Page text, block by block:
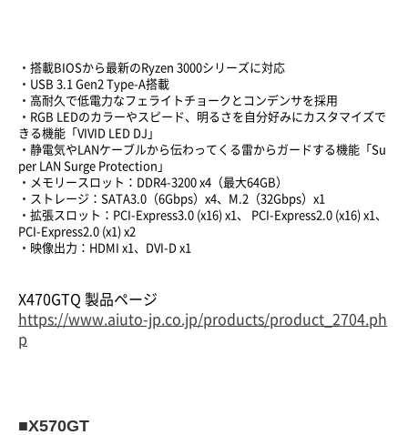
・搭載BIOSから最新のRyzen 3000シリーズに対応
・USB 3.1 Gen2 Type-A搭載
・高耐久で低電力なフェライトチョークとコンデンサを採用
・RGB LEDのカラーやスピード、明るさを自分好みにカスタマイズで
きる機能「VIVID LED DJ」
・静電気やLANケーブルから伝わってくる雷からガードする機能「Su
per LAN Surge Protection」
・メモリースロット：DDR4-3200 x4（最大64GB）
・ストレージ：SATA3.0（6Gbps）x4、M.2（32Gbps）x1
・拡張スロット：PCI-Express3.0 (x16) x1、 PCI-Express2.0 (x16) x1、
PCI-Express2.0 (x1) x2
・映像出力：HDMI x1、DVI-D x1
X470GTQ 製品ページ
https://www.aiuto-jp.co.jp/products/product_2704.ph
p
■X570GT